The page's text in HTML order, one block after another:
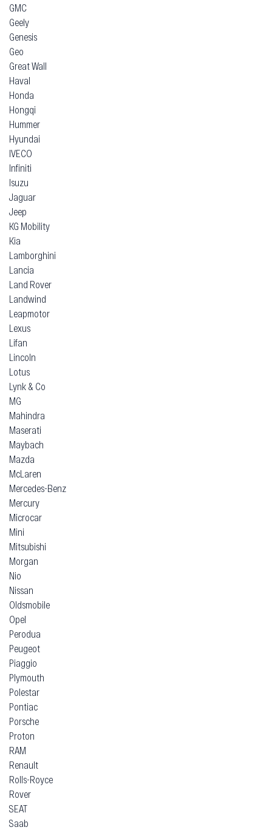
GMC
Geely
Genesis
Geo
Great Wall
Haval
Honda
Hongqi
Hummer
Hyundai
IVECO
Infiniti
Isuzu
Jaguar
Jeep
KG Mobility
Kia
Lamborghini
Lancia
Land Rover
Landwind
Leapmotor
Lexus
Lifan
Lincoln
Lotus
Lynk & Co
MG
Mahindra
Maserati
Maybach
Mazda
McLaren
Mercedes-Benz
Mercury
Microcar
Mini
Mitsubishi
Morgan
Nio
Nissan
Oldsmobile
Opel
Perodua
Peugeot
Piaggio
Plymouth
Polestar
Pontiac
Porsche
Proton
RAM
Renault
Rolls-Royce
Rover
SEAT
Saab